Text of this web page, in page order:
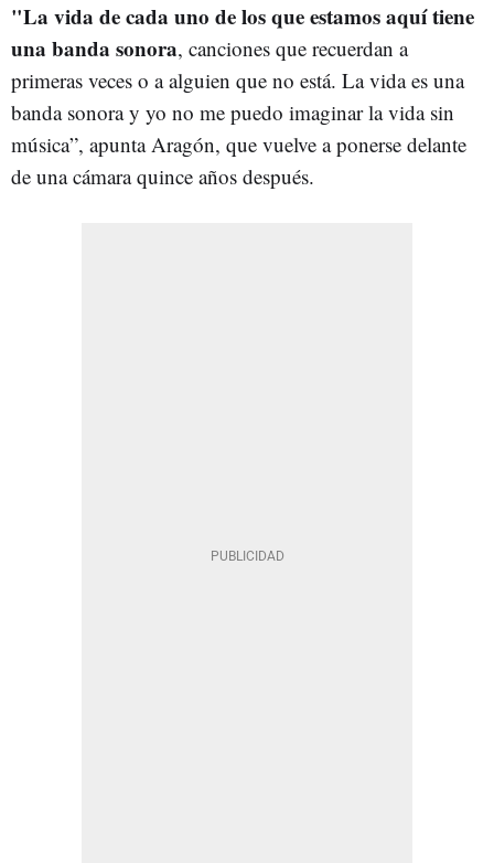
"La vida de cada uno de los que estamos aquí tiene
una banda sonora, canciones que recuerdan a
primeras veces o a alguien que no está. La vida es una
banda sonora y yo no me puedo imaginar la vida sin
música”, apunta Aragón, que vuelve a ponerse delante
de una cámara quince años después.